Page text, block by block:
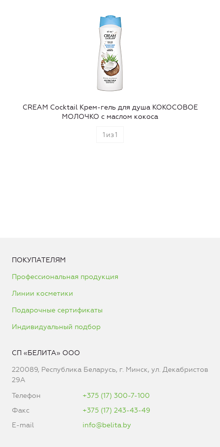
CREAM Cocktail Крем-гель для душа КОКОСОВОЕ
МОЛОЧКО с маслом кокоса
1 из1
ПОКУПАТЕЛЯМ
Профессиональная продукция
Линии косметики
Подарочные сертификаты
Индивидуальный подбор
СП «БЕЛИТА» ООО
220089, Республика Беларусь, г. Минск, ул. Декабристов
29А
Телефон
+375 (17) 300-7-100
Факс
+375 (17) 243-43-49
E-mail
info@belita.by